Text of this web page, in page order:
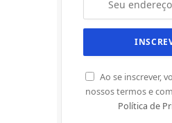
Ao se inscrever,
nossos termos e
Política de